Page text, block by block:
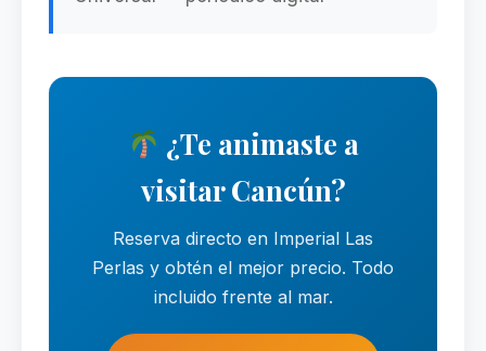
¿Te animaste a
visitar Cancún?
Reserva directo en Imperial Las
Perlas y obtén el mejor precio. Todo
incluido frente al mar.